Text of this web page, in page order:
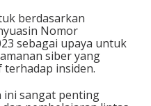
berdasarkan
Nomor
sebagai upaya untuk
siber yang
insiden.
ini sangat penting